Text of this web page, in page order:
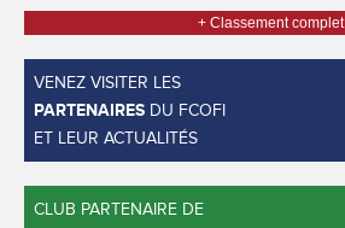
+ Classement complet
VENEZ VISITER LES
PARTENAIRES DU FCOFI
ET LEUR ACTUALITÉS
CLUB PARTENAIRE DE